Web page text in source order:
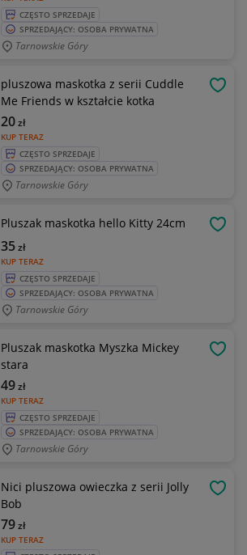
CZĘSTO SPRZEDAJE
SPRZEDAJĄCY: OSOBA PRYWATNA
Tarnowskie Góry
pluszowa maskotka z serii Cuddle
Me Friends w kształcie kotka
KUP TERAZ
20zł
CZĘSTO SPRZEDAJE
SPRZEDAJĄCY: OSOBA PRYWATNA
Tarnowskie Góry
Pluszak maskotka hello Kitty 24cm
KUP TERAZ
35zł
CZĘSTO SPRZEDAJE
SPRZEDAJĄCY: OSOBA PRYWATNA
Tarnowskie Góry
Pluszak maskotka Myszka Mickey
stara
KUP TERAZ
49zł
CZĘSTO SPRZEDAJE
SPRZEDAJĄCY: OSOBA PRYWATNA
Tarnowskie Góry
Nici pluszowa owieczka z serii Jolly
Bob
KUP TERAZ
79zł